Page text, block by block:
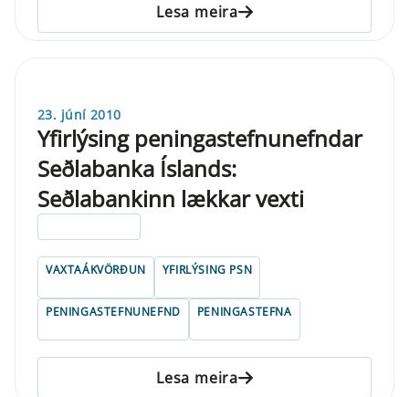
Lesa meira
23. júní 2010
Yfirlýsing peningastefnunefndar
Seðlabanka Íslands:
Seðlabankinn lækkar vexti
VAXTAÁKVÖRÐUN YFIRLÝSING PSN
PENINGASTEFNUNEFND PENINGASTEFNA
Lesa meira